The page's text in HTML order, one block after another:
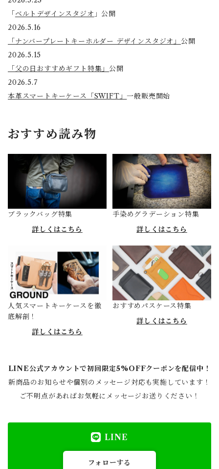
「ベルトデザインスタジオ 」公開
2026.5.16
「ナンバープレートキーホルダー デザインスタジオ」 公開
2026.5.15
「父の日おすすめギフト特集」 公開
2026.5.7
本革スマートキーケース「SWIFT」一般販売開始
おすすめ読み物
ブラックバッグ特集
詳しくはこちら
手染めグラデーション特集
詳しくはこちら
人気スマートキーケースを徹
底解剖！
詳しくはこちら
おすすめパスケース特集
詳しくはこちら
LINE公式アカウントで初回限定5%OFFクーポンを配信中！
新商品のお知らせや個別のメッセージ対応も実施しています！
ご不明点があればお気軽にメッセージお送りください！
LINE
フォローする